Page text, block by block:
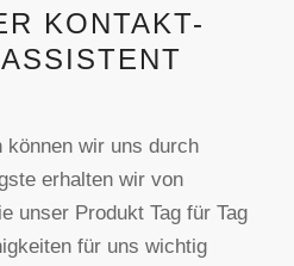
KONTAKT-
wir uns durch
erhalten wir von
unser Produkt Tag für Tag
für uns wichtig